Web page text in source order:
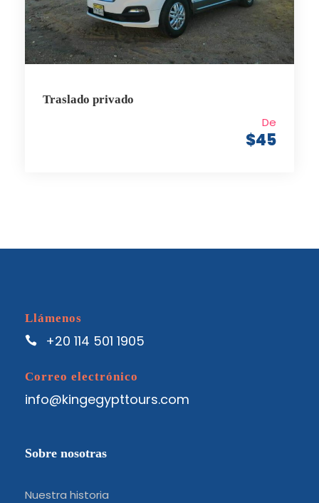
Traslado privado
De
$45
Llámenos
+20 114 501 1905
Correo electrónico
info@kingegypttours.com
Sobre nosotras
Nuestra historia